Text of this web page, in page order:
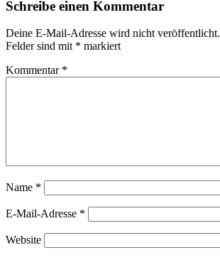
Schreibe einen Kommentar
Deine E-Mail-Adresse wird nicht veröffentlicht.
Felder sind mit * markiert
Kommentar *
Name *
E-Mail-Adresse *
Website